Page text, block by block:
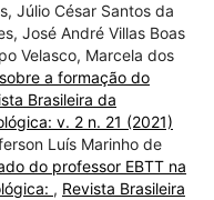
Júlio César Santos da
José André Villas Boas
Velasco, Marcela dos
a formação do
Brasileira da
v. 2 n. 21 (2021)
Luís Marinho de
do professor EBTT na
, Revista Brasileira